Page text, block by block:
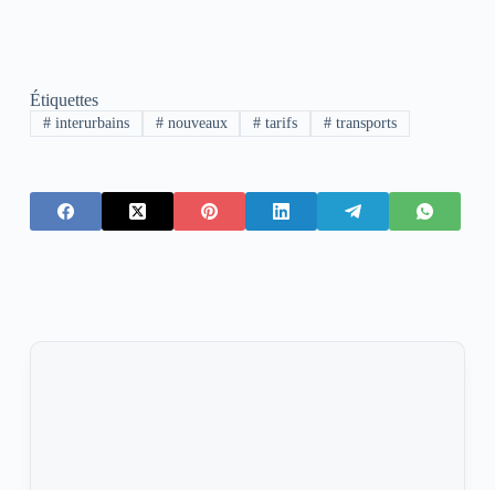
Étiquettes
#interurbains #nouveaux # tarifs # transports